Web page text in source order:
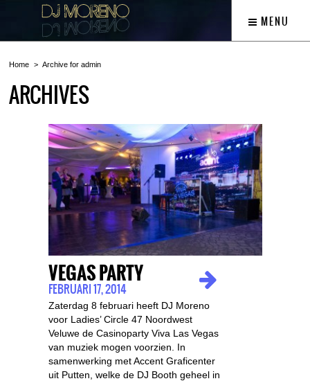
MENU
Home Archive for admin
ARCHIVES
VEGAS PARTY
FEBRUARI 17, 2014
Zaterdag 8 februari heeft DJ Moreno
voor Ladies’ Circle 47 Noordwest
Veluwe de Casinoparty Viva Las Vegas
van muziek mogen voorzien. In
samenwerking met Accent Graficenter
uit Putten, welke de DJ Booth geheel in